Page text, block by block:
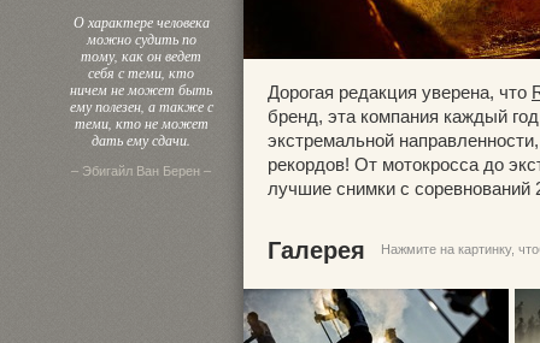
О характере человека
можно судить по
тому, как он ведет
себя с теми, кто
ничем не может быть
ему полезен, а также с
теми, кто не может
дать ему сдачи.
– Эбигайл Ван Берен –
Дорогая редакция уверена, что
бренд, эта компания каждый
экстремальной
рекордов! От мотокросса до
лучшие снимки с соревнований
Галерея Нажмите на картинку,